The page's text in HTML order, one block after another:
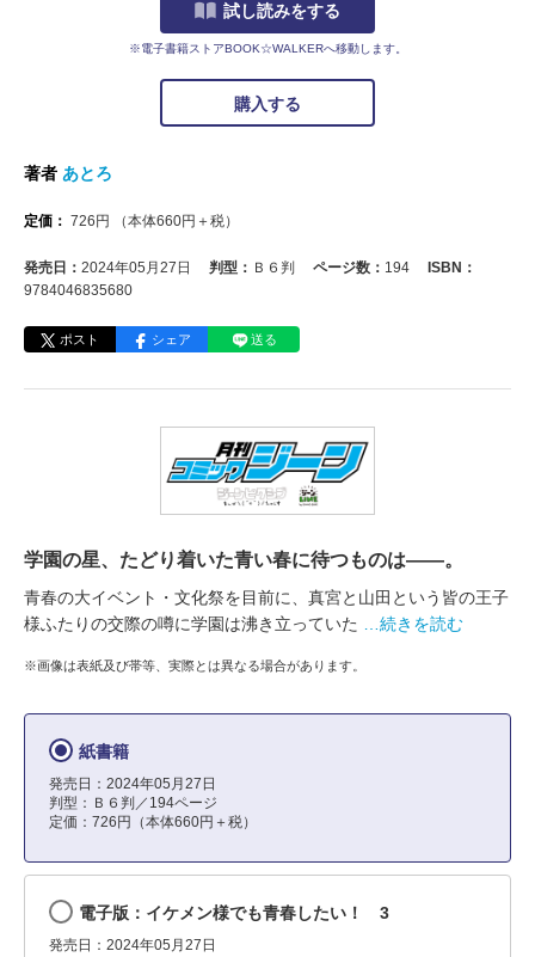
試し読みをする
※電子書籍ストアBOOK☆WALKERへ移動します。
購入する
著者 あとろ
定価： 726 円 （本体660円＋税）
発売日： 2024年05月27日 判型： Ｂ６判 ページ数： 194
ISBN：
9784046835680
ポスト シェア 送る
学園の星、たどり着いた青い春に待つものは――。
青春の大イベント・文化祭を目前に、真宮と山田という皆の王子
様ふたりの交際の噂に学園は沸き立っていた
…続きを読む
※画像は表紙及び帯等、実際とは異なる場合があります。
紙書籍
発売日：2024年05月27日
判型：Ｂ６判／194ページ
定価：726円（本体660円＋税）
電子版：イケメン様でも青春したい！ 3
発売日：2024年05月27日